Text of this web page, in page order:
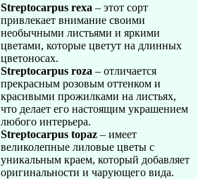
Streptocarpus rexa – этот сорт
привлекает внимание своими
необычными листьями и яркими
цветами, которые цветут на длинных
цветоносах.
Streptocarpus roza – отличается
прекрасным розовым оттенком и
красивыми прожилками на листьях,
что делает его настоящим украшением
любого интерьера.
Streptocarpus topaz – имеет
великолепные лиловые цветы с
уникальным краем, который добавляет
оригинальности и чарующего вида.